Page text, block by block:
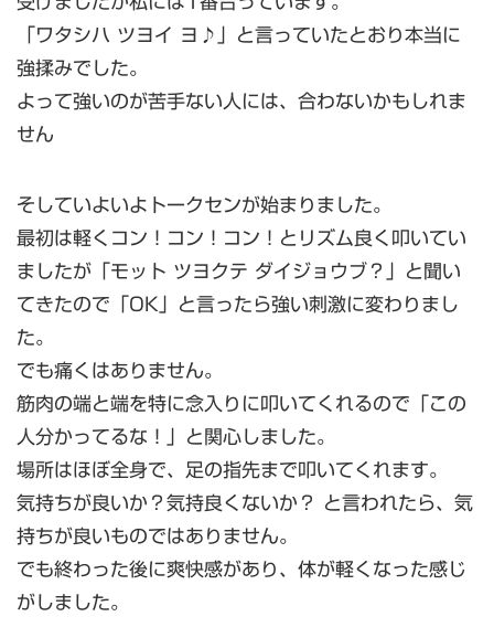
「ワタシハ ツヨイ ヨ♪」と言っていたとおり本当に
強揉みでした。
よって強いのが苦手ない人には、合わないかもしれま
せん
そしていよいよトークセンが始まりました。
最初は軽くコン！コン！コン！とリズム良く叩いてい
ましたが「モット ツヨクテ ダイジョウブ？」と聞い
てきたので「OK」と言ったら強い刺激に変わりまし
た。
でも痛くはありません。
筋肉の端と端を特に念入りに叩いてくれるので「この
人分かってるな！」と関心しました。
場所はほぼ全身で、足の指先まで叩いてくれます。
気持ちが良いか？気持良くないか？ と言われたら、気
持ちが良いものではありません。
でも終わった後に爽快感があり、体が軽くなった感じ
がしました。